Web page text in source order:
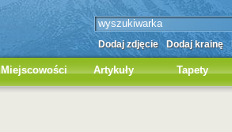
Dodaj zdjęcie Dodaj krainę
Miejscowości Artykuły Tapety